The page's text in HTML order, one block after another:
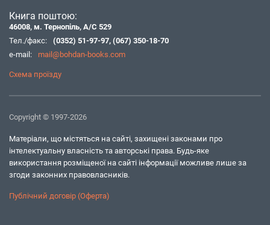
Книга поштою:
46008, м. Тернопіль, А/С 529
Тел./факс:
(0352) 51-97-97, (067) 350-18-70
e-mail:
mail@bohdan-books.com
Схема проїзду
Copyright © 1997-2026
Матеріали, що містяться на сайті, захищені законами про
інтелектуальну власність та авторські права. Будь-яке
використання розміщеної на сайті інформації можливе лише за
згоди законних правовласників.
Публічний договір (Оферта)